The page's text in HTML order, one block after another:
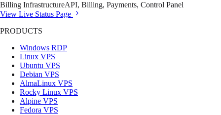
Billing InfrastructureAPI, Billing, Payments, Control Panel
View Live Status Page
PRODUCTS
Windows RDP
Linux VPS
Ubuntu VPS
Debian VPS
AlmaLinux VPS
Rocky Linux VPS
Alpine VPS
Fedora VPS